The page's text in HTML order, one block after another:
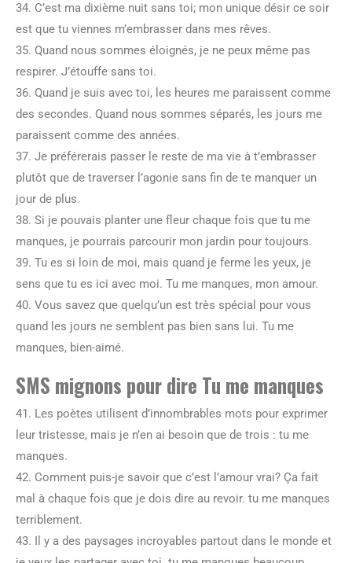
34. C’est ma dixième nuit sans toi; mon unique désir ce soir
est que tu viennes m’embrasser dans mes rêves.
35. Quand nous sommes éloignés, je ne peux même pas
respirer. J’étouffe sans toi.
36. Quand je suis avec toi, les heures me paraissent comme
des secondes. Quand nous sommes séparés, les jours me
paraissent comme des années.
37. Je préférerais passer le reste de ma vie à t’embrasser
plutôt que de traverser l’agonie sans fin de te manquer un
jour de plus.
38. Si je pouvais planter une fleur chaque fois que tu me
manques, je pourrais parcourir mon jardin pour toujours.
39. Tu es si loin de moi, mais quand je ferme les yeux, je
sens que tu es ici avec moi. Tu me manques, mon amour.
40. Vous savez que quelqu’un est très spécial pour vous
quand les jours ne semblent pas bien sans lui. Tu me
manques, bien-aimé.
SMS mignons pour dire Tu me manques
41. Les poètes utilisent d’innombrables mots pour exprimer
leur tristesse, mais je n’en ai besoin que de trois : tu me
manques.
42. Comment puis-je savoir que c’est l’amour vrai? Ça fait
mal à chaque fois que je dois dire au revoir. tu me manques
terriblement.
43. Il y a des paysages incroyables partout dans le monde et